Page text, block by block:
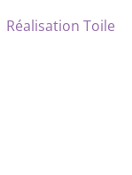
Réalisation Toile